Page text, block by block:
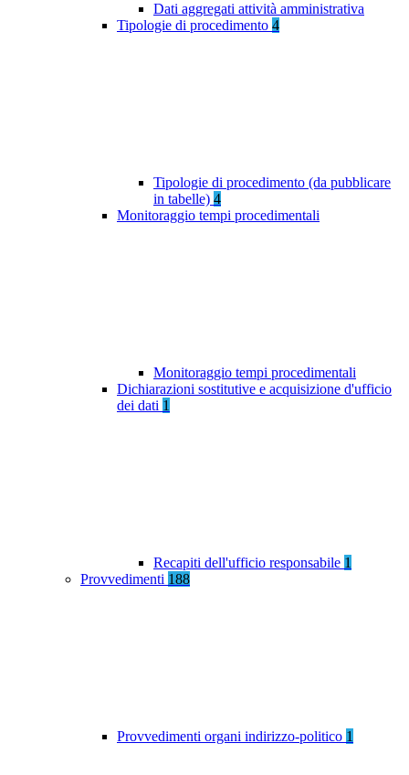
Dati aggregati attività amministrativa
Tipologie di procedimento 4
Tipologie di procedimento (da pubblicare
in tabelle) 4
Monitoraggio tempi procedimentali
Monitoraggio tempi procedimentali
Dichiarazioni sostitutive e acquisizione d'ufficio
dei dati 1
Recapiti dell'ufficio responsabile 1
Provvedimenti 188
Provvedimenti organi indirizzo-politico 1